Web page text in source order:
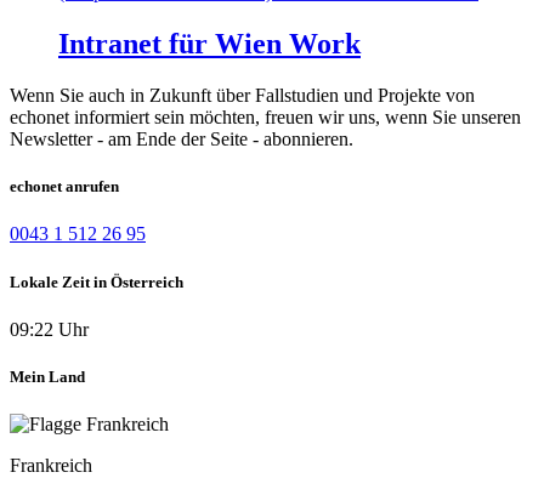
Intranet für Wien Work
Wenn Sie auch in Zukunft über Fallstudien und Projekte von
echonet informiert sein möchten, freuen wir uns, wenn Sie unseren
Newsletter - am Ende der Seite - abonnieren.
echonet anrufen
0043 1 512 26 95
Lokale Zeit in Österreich
09:22 Uhr
Mein Land
Frankreich